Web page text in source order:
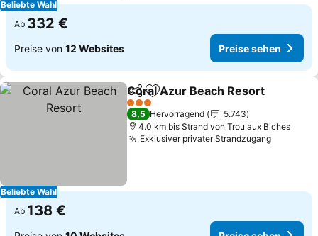
Beliebte Wahl
Ab 332 €
Preise von 12 Websites Preise sehen
Beliebte Wahl
TeilenZu Favoriten hinzufügen
Coral Azur Beach Resort
3 Sterne
8,5 Hervorragend
5.743
4.0 km bis Strand von Trou aux Biches
Exklusiver privater Strandzugang
Ab 138 €